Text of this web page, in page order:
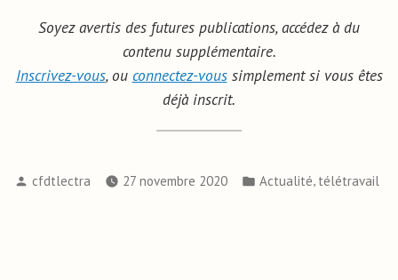
Soyez avertis des futures publications, accédez à du
contenu supplémentaire.
Inscrivez-vous, ou connectez-voussimplement si vous êtes
déjà inscrit.
cfdtlectra 27 novembre 2020 Actualité télétravail